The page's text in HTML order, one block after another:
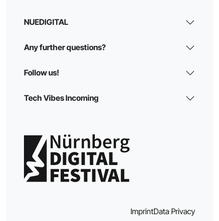
NUEDIGITAL
Any further questions?
Follow us!
Tech Vibes Incoming
ImprintData Privacy